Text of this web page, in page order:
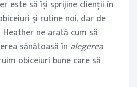
este să își sprijine clienţii în
şi rutine noi, dar de
ne arată cum să
sănătoasă în alegerea
obiceiuri bune care să